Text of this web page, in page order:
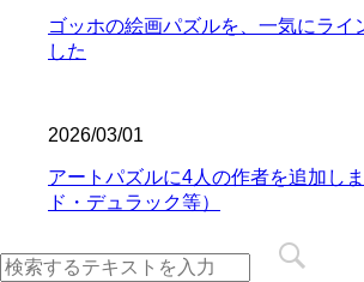
ゴッホの絵画パズルを、一気にライ
した
2026/03/01
アートパズルに4人の作者を追加し
ド・デュラック等）